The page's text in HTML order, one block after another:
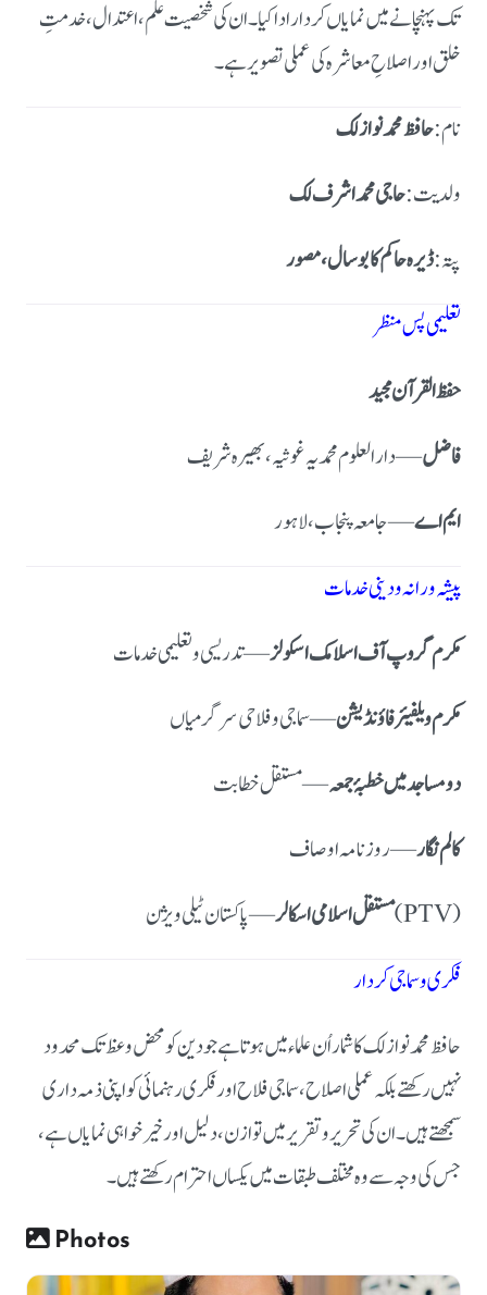
تک پہنچانے میں نمایاں کردار ادا کیا۔ ان کی شخصیت علم، اعتدال، خدمتِ
خلق اور اصلاحِ معاشرہ کی عملی تصویر ہے۔
نام :حافظ محمد نواز لک
ولدیت :حاجی محمد اشرف لک
پتہ:ڈیرہ حاکم کا بوسال، مصور
تعلیمی پس منظر
حفظ القرآن مجید
فاضل— دارالعلوم محمدیہ غوثیہ، بھیرہ شریف
ایم اے— جامعہ پنجاب، لاہور
پیشہ ورانہ و دینی خدمات
مکرم گروپ آف اسلامک اسکولز— تدریسی و تعلیمی خدمات
مکرم ویلفیئر فاؤنڈیشن— سماجی و فلاحی سرگرمیاں
دو مساجد میں خطبۂ جمعہ— مستقل خطابت
کالم نگار— روزنامہ اوصاف
مستقل اسلامی اسکالر— پاکستان ٹیلی ویژن (PTV)
فکری و سماجی کردار
حافظ محمد نواز لک کا شمار اُن علماء میں ہوتا ہے جو دین کو محض وعظ تک محدود
نہیں رکھتے بلکہ عملی اصلاح، سماجی فلاح اور فکری رہنمائی کو اپنی ذمہ داری
سمجھتے ہیں۔ ان کی تحریر و تقریر میں توازن، دلیل اور خیر خواہی نمایاں ہے،
جس کی وجہ سے وہ مختلف طبقات میں یکساں احترام رکھتے ہیں۔
Photos